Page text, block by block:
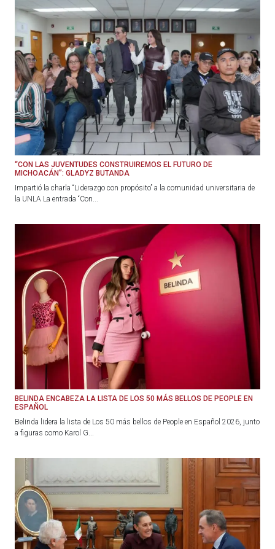
“CON LAS JUVENTUDES CONSTRUIREMOS EL FUTURO DE
MICHOACÁN”: GLADYZ BUTANDA
Impartió la charla “Liderazgo con propósito” a la comunidad universitaria de
la UNLA La entrada “Con...
BELINDA ENCABEZA LA LISTA DE LOS 50 MÁS BELLOS DE PEOPLE EN
ESPAÑOL
Belinda lidera la lista de Los 50 más bellos de People en Español 2026, junto
a figuras como Karol G...